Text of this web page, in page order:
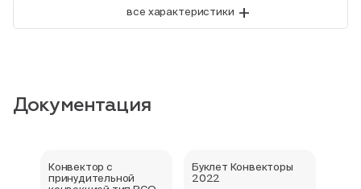
все характеристики +
Документация
Конвектор с
принудительной
Буклет Конвекторы
2022